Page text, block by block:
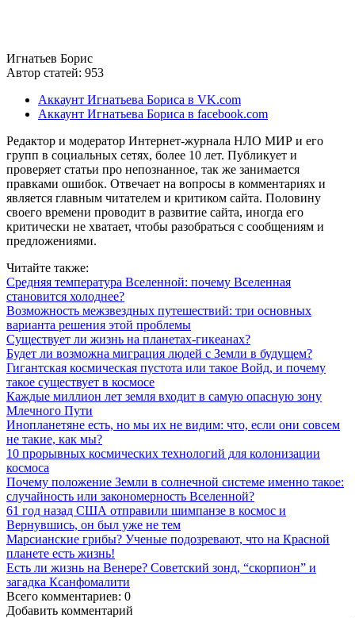
Игнатьев Борис
Автор статей: 953
Аккаунт Игнатьева Бориса в VK.com
Аккаунт Игнатьева Бориса в facebook.com
Редактор и модератор Интернет-журнала НЛО МИР и его
групп в социальных сетях, более 10 лет. Публикует и
проверяет статьи про непознанное, так же занимается
правками ошибок. Отвечает на вопросы в комментариях и
является главным читателем и критиком сайта. Половину
своего времени проводит в развитие сайта, иногда его
критически не хватает, чтобы разобраться с сообщениям и
предложениями.
Читайте также:
Средняя температура Вселенной: почему Вселенная
становится холоднее?
Возможность межзвездных путешествий: три основных
варианта решения этой проблемы
Существует ли жизнь на планетах-гикеанах?
Будет ли возможна миграция людей с Земли в будущем?
Гигантская космическая пустота или такое Войд, и почему
такое существует в космосе
Каждые миллион лет земля входит в самую опасную зону
Млечного Пути
Инопланетяне есть, но мы их не видим: что, если они совсем
не такие, как мы?
10 прорывных космических технологий для колонизации
космоса
Почему положение Земли в солнечной системе именно такое:
случайность или закономерность Вселенной?
61 год назад США отправили шимпанзе в космос и
Вернувшись, он был уже не тем
Марсианские грибы? Ученые подозревают, что на Красной
планете есть жизнь!
Есть ли жизнь на Венере? Советский зонд, “скорпион” и
загадка Ксанфомалити
Всего комментариев: 0
Добавить комментарий